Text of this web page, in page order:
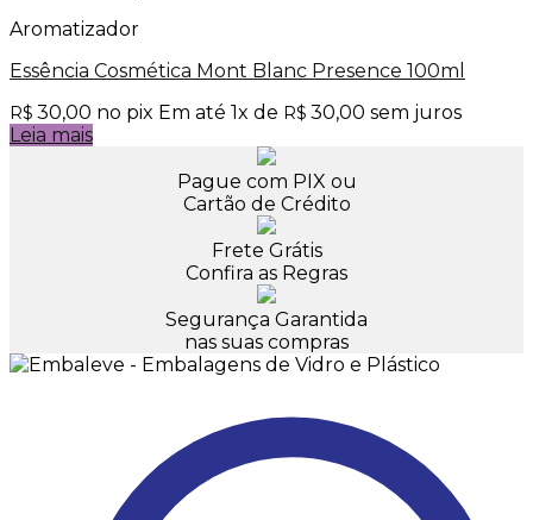
Aromatizador
Essência Cosmética Mont Blanc Presence 100ml
R$ 30,00 no pix Em até 1x de R$ 30,00 sem juros
Leia mais
Pague com PIX ou
Cartão de Crédito
Frete Grátis
Confira as Regras
Segurança Garantida
nas suas compras